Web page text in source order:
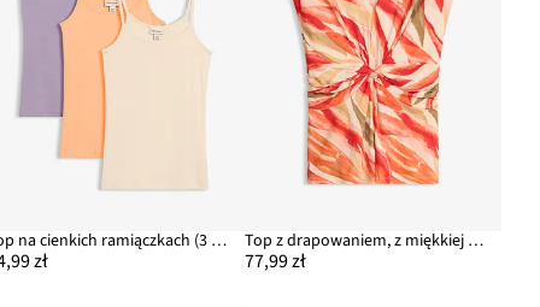
Top na cienkich ramiączkach (3 szt.)
zł
Top z drapowaniem, z miękkiej mieszanki wiskozy
77,99 zł